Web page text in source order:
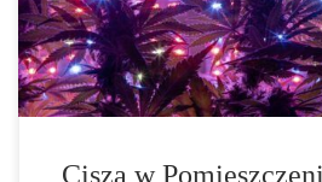
szybko zamienić twoje sanktuarium w
Cisza w